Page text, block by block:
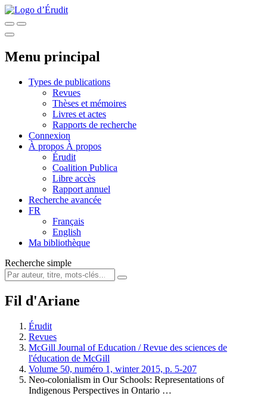
Menu principal
Types de publications
Revues
Thèses et mémoires
Livres et actes
Rapports de recherche
Connexion
À propos À propos
Érudit
Coalition Publica
Libre accès
Rapport annuel
Recherche avancée
FR
Français
English
Ma bibliothèque
Recherche simple
Fil d'Ariane
Érudit
Revues
McGill Journal of Education / Revue des sciences de
l'éducation de McGill
Volume 50, numéro 1, winter 2015, p. 5-207
Neo-colonialism in Our Schools: Representations of
Indigenous Perspectives in Ontario …